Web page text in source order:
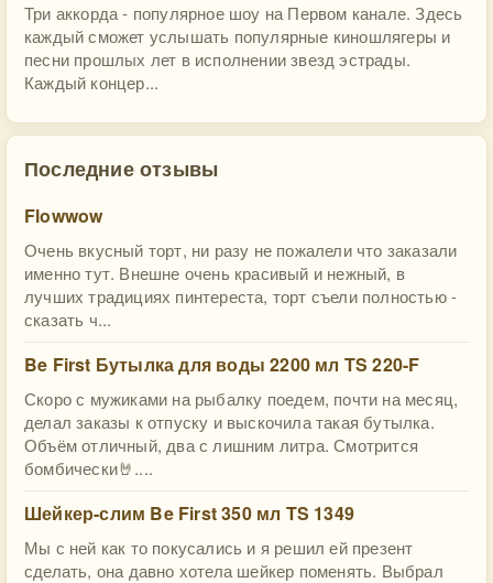
Три аккорда - популярное шоу на Первом канале. Здесь
каждый сможет услышать популярные киношлягеры и
песни прошлых лет в исполнении звезд эстрады.
Каждый концер...
Последние отзывы
Flowwow
Очень вкусный торт, ни разу не пожалели что заказали
именно тут. Внешне очень красивый и нежный, в
лучших традициях пинтереста, торт съели полностью -
сказать ч...
Be First Бутылка для воды 2200 мл TS 220-F
Скоро с мужиками на рыбалку поедем, почти на месяц,
делал заказы к отпуску и выскочила такая бутылка.
Объём отличный, два с лишним литра. Смотрится
бомбически🤘....
Шейкер-слим Be First 350 мл TS 1349
Мы с ней как то покусались и я решил ей презент
сделать, она давно хотела шейкер поменять. Выбрал